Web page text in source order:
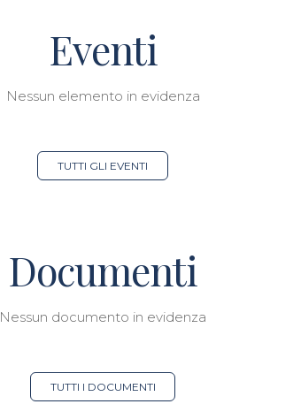
Eventi
Nessun elemento in evidenza
TUTTI GLI EVENTI
Documenti
Nessun documento in evidenza
TUTTI I DOCUMENTI